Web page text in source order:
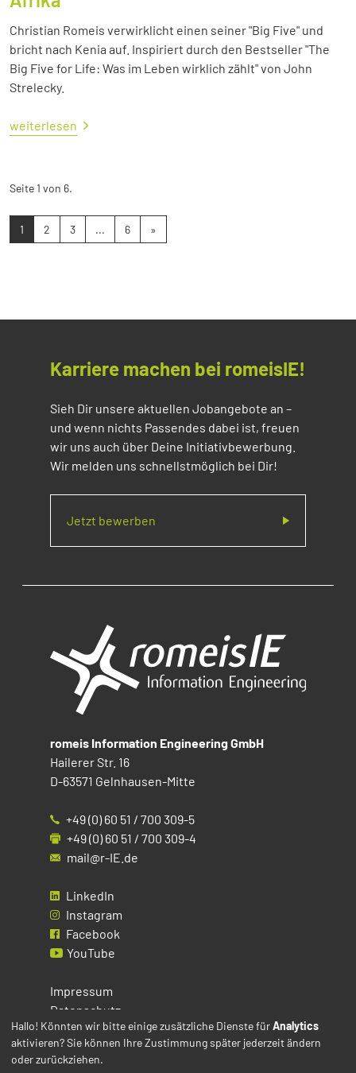
Christian Romeis verwirklicht einen seiner "Big Five" und
bricht nach Kenia auf. Inspiriert durch den Bestseller "The
Big Five for Life: Was im Leben wirklich zählt" von John
Strelecky.
weiterlesen
Seite 1 von 6.
1 2 3 ... 6 »
Karriere machen bei romeisIE!
Sieh Dir unsere aktuellen Jobangebote an –
und wenn nichts Passendes dabei ist, freuen
wir uns auch über Deine Initiativbewerbung.
Wir melden uns schnellstmöglich bei Dir!
Jetzt bewerben
romeis Information Engineering GmbH
Hailerer Str. 16
D-63571 Gelnhausen-Mitte
+49 (0) 60 51 / 700 309-5
+49 (0) 60 51 / 700 309-4
mail@r-IE.de
LinkedIn
Instagram
Facebook
YouTube
Impressum
Datenschutz
Cookies
Hallo! Könnten wir bitte einige zusätzliche Dienste fürAnalytics
aktivieren? Sie können Ihre Zustimmung später jederzeit ändern
oder zurückziehen.